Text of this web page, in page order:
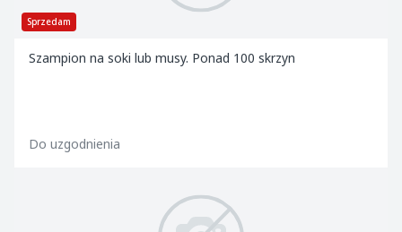
Sprzedam
Szampion na soki lub musy. Ponad 100 skrzyn
Do uzgodnienia